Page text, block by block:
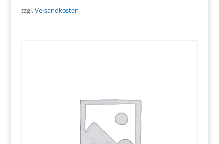
zzgl.Versandkosten